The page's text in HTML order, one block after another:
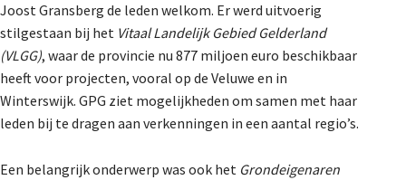
Joost Gransberg de leden welkom. Er werd uitvoerig
stilgestaan bij het Vitaal Landelijk Gebied Gelderland
(VLGG), waar de provincie nu 877 miljoen euro beschikbaar
heeft voor projecten, vooral op de Veluwe en in
Winterswijk. GPG ziet mogelijkheden om samen met haar
leden bij te dragen aan verkenningen in een aantal regio’s.
Een belangrijk onderwerp was ook het Grondeigenaren